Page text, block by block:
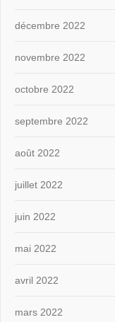
décembre 2022
novembre 2022
octobre 2022
septembre 2022
août 2022
juillet 2022
juin 2022
mai 2022
avril 2022
mars 2022